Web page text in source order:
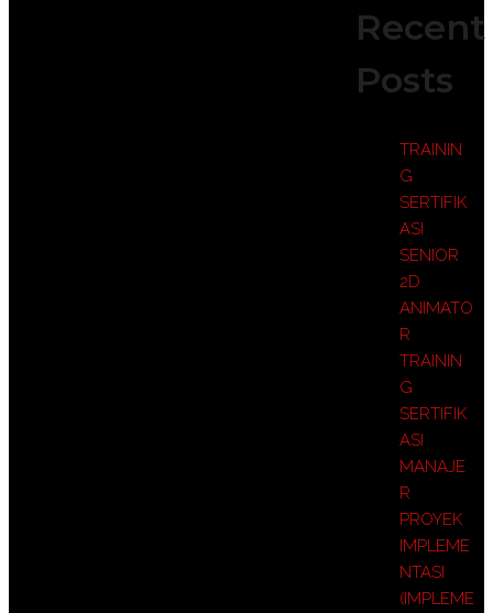
Recent
Posts
TRAININ
G
SERTIFIK
ASI
SENIOR
2D
ANIMATO
R
TRAININ
G
SERTIFIK
ASI
MANAJE
R
PROYEK
IMPLEME
NTASI
(IMPLEME